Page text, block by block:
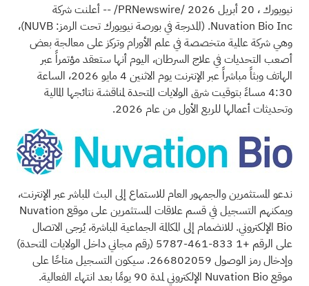
نيويورك، 20 أبريل 2026
/PRNewswire/ -- أعلنت شركة
Nuvation Bio Inc. (المدرجة في بورصة نيويورك تحت الرمز: NUVB)،
وهي شركة عالمية متخصصة في علم الأورام وتركز على معالجة بعض
أصعب التحديات في علاج السرطان، اليوم أنها ستعقد مؤتمراً عبر
الهاتف وبثاً مباشراً عبر الإنترنت يوم الاثنين 4 مايو 2026، الساعة
4:30 مساءً بتوقيت شرق الولايات المتحدة لمناقشة نتائجها المالية
وتحديثات أعمالها للربع الأول من عام 2026.
ندعو المستثمرين والجمهور العام للاستماع إلى البث المباشر عبر الإنترنت،
ويمكنهم التسجيل في قسم علاقات المستثمرين
على موقع Nuvation
Bio الإلكتروني. للانضمام إلى المكالمة الجماعية المباشرة، يُرجى الاتصال
على الرقم +1 833-461-5787 (رقم مجاني داخل الولايات المتحدة)
وإدخال رمز الوصول 266802059. سيكون التسجيل متاحًا على
موقع Nuvation Bio الإلكتروني لمدة 90 يومًا بعد انتهاء الفعالية.